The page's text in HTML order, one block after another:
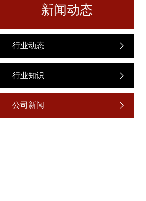
新闻动态
行业动态
行业知识
公司新闻